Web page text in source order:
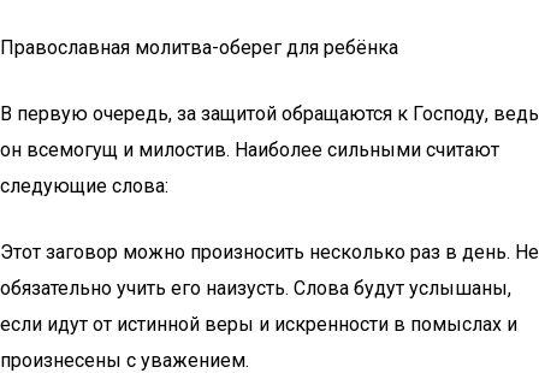
Православная молитва-оберег для ребёнка
В первую очередь, за защитой обращаются к Господу, ведь
он всемогущ и милостив. Наиболее сильными считают
следующие слова:
Этот заговор можно произносить несколько раз в день. Не
обязательно учить его наизусть. Слова будут услышаны,
если идут от истинной веры и искренности в помыслах и
произнесены с уважением.